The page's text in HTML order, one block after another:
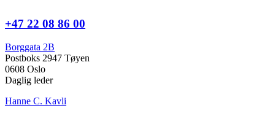
+47 22 08 86 00
Borggata 2B
Postboks 2947 Tøyen
0608 Oslo
Daglig leder
Hanne C. Kavli